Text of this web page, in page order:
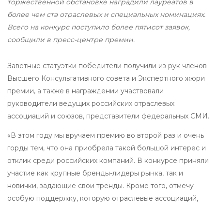
торжественной обстановке наградили лауреатов в
более чем ста отраслевых и специальных номинациях.
Всего на конкурс поступило более пятисот заявок,
сообщили в пресс-центре премии.
Заветные статуэтки победители получили из рук членов
Высшего Консультативного совета и Экспертного жюри
премии, а также в награждении участвовали
руководители ведущих российских отраслевых
ассоциаций и союзов, представители федеральных СМИ.
«В этом году мы вручаем премию во второй раз и очень
горды тем, что она приобрела такой большой интерес и
отклик среди российских компаний. В конкурсе приняли
участие как крупные бренды-лидеры рынка, так и
новички, задающие свои тренды. Кроме того, отмечу
особую поддержку, которую отраслевые ассоциаций,